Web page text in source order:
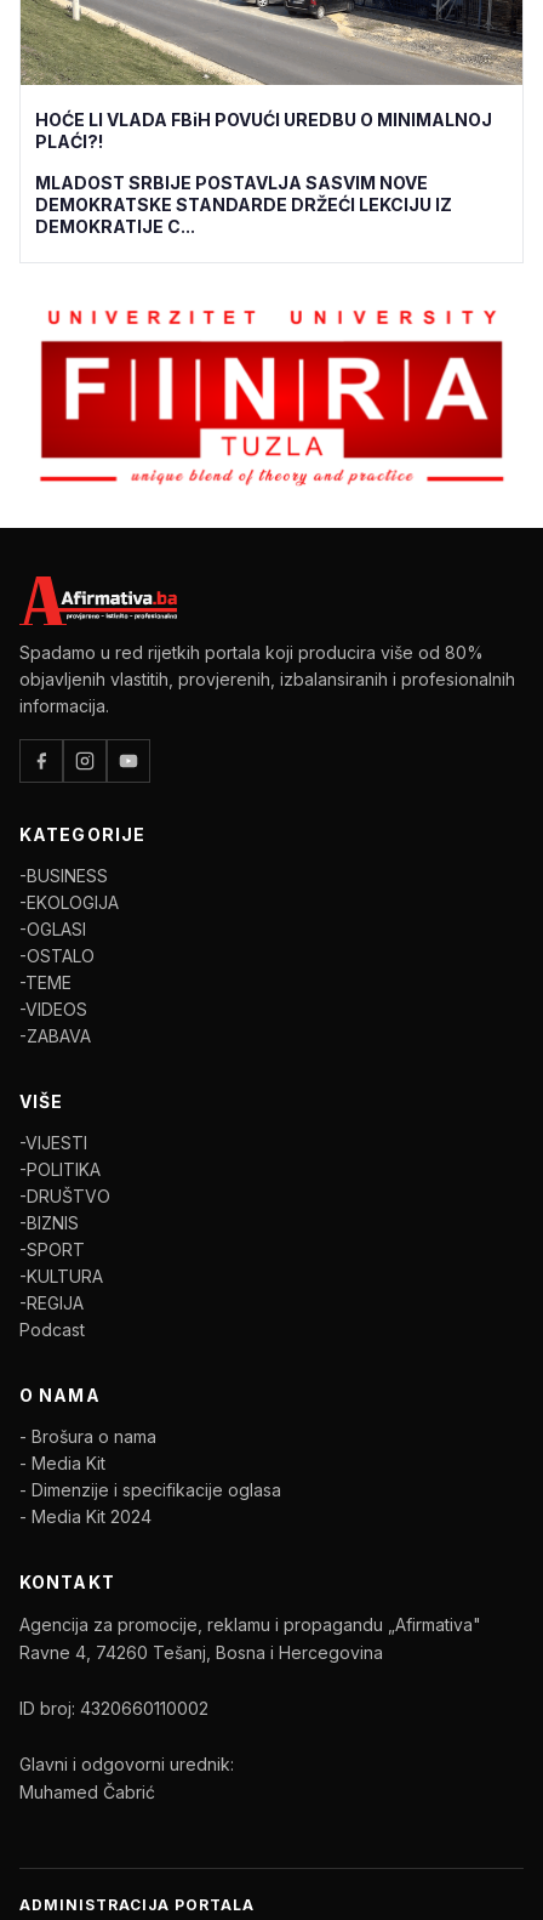
HOĆE LI VLADA FBiH POVUĆI UREDBU O MINIMALNOJ
PLAĆI?!
MLADOST SRBIJE POSTAVLJA SASVIM NOVE
DEMOKRATSKE STANDARDE DRŽEĆI LEKCIJU IZ
DEMOKRATIJE C...
Spadamo u red rijetkih portala koji producira više od 80%
objavljenih vlastitih, provjerenih, izbalansiranih i profesionalnih
informacija.
KATEGORIJE
-BUSINESS
-EKOLOGIJA
-OGLASI
-OSTALO
-TEME
-VIDEOS
-ZABAVA
VIŠE
-VIJESTI
-POLITIKA
-DRUŠTVO
-BIZNIS
-SPORT
-KULTURA
-REGIJA
Podcast
O NAMA
- Brošura o nama
- Media Kit
- Dimenzije i specifikacije oglasa
- Media Kit 2024
KONTAKT
Agencija za promocije, reklamu i propagandu „Afirmativa"
Ravne 4, 74260 Tešanj, Bosna i Hercegovina
ID broj: 4320660110002
Glavni i odgovorni urednik:
Muhamed Čabrić
ADMINISTRACIJA PORTALA